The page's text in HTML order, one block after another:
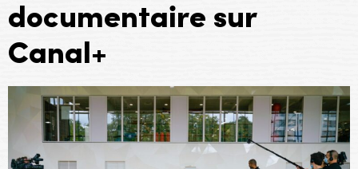
documentaire sur
Canal+